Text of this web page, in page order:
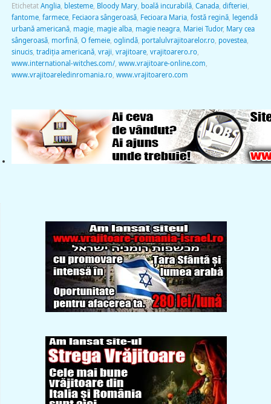
Etichetat Anglia, blesteme, Bloody Mary, boală incurabilă, Canada, difteriei
fantome, farmece, Feciaora sângeroasă, Fecioara Maria, fostă regină, legendă
urbană americană, magie, magie alba, magie neagra, Mariei Tudor, Mary cea
sângeroasă, morfină, O femeie, oglindă, portalulvrajitoarelor.ro, povestea,
sinucis, tradiția americană, vraji vrajitoare, vrajitoarero.ro,
www.international-witches.com/, www.vrajitoare-online.com
www.vrajitoareledinromania.ro, www.vrajitoarero.com